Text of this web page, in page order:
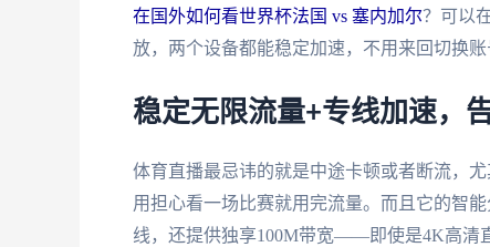
在国外如何看世界杯法国 vs 塞内加尔？可以
放，两个设备都能稳定加速，不用来回切换账
稳定无限流量+专线加速，
体育直播最忌讳的就是中途卡顿或者断流，尤
用担心看一场比赛就用完流量。而且它的智
线，还提供独享100M带宽——即使是4K高清